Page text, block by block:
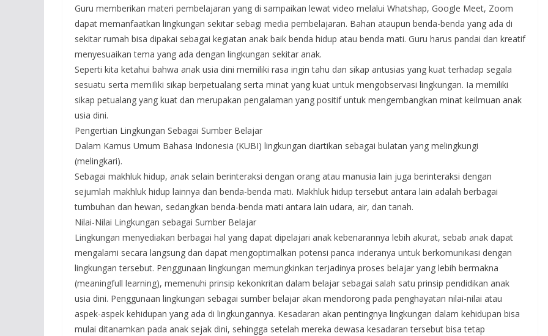
Guru memberikan materi pembelajaran yang di sampaikan lewat video melalui Whatshap, Google Meet, Zoom
dapat memanfaatkan lingkungan sekitar sebagi media pembelajaran. Bahan ataupun benda-benda yang ada di
sekitar rumah bisa dipakai sebagai kegiatan anak baik benda hidup atau benda mati. Guru harus pandai dan kreatif
menyesuaikan tema yang ada dengan lingkungan sekitar anak.
Seperti kita ketahui bahwa anak usia dini memiliki rasa ingin tahu dan sikap antusias yang kuat terhadap segala
sesuatu serta memIliki sikap berpetualang serta minat yang kuat untuk mengobservasi lingkungan. Ia memiliki
sikap petualang yang kuat dan merupakan pengalaman yang positif untuk mengembangkan minat keilmuan anak
usia dini.
Pengertian Lingkungan Sebagai Sumber Belajar
Dalam Kamus Umum Bahasa Indonesia (KUBI) lingkungan diartikan sebagai bulatan yang melingkungi
(melingkari).
Sebagai makhluk hidup, anak selain berinteraksi dengan orang atau manusia lain juga berinteraksi dengan
sejumlah makhluk hidup lainnya dan benda-benda mati. Makhluk hidup tersebut antara lain adalah berbagai
tumbuhan dan hewan, sedangkan benda-benda mati antara lain udara, air, dan tanah.
Nilai-Nilai Lingkungan sebagai Sumber Belajar
Lingkungan menyediakan berbagai hal yang dapat dipelajari anak kebenarannya lebih akurat, sebab anak dapat
mengalami secara langsung dan dapat mengoptimalkan potensi panca inderanya untuk berkomunikasi dengan
lingkungan tersebut. Penggunaan lingkungan memungkinkan terjadinya proses belajar yang lebih bermakna
(meaningfull learning), memenuhi prinsip kekonkritan dalam belajar sebagai salah satu prinsip pendidikan anak
usia dini. Penggunaan lingkungan sebagai sumber belajar akan mendorong pada penghayatan nilai-nilai atau
aspek-aspek kehidupan yang ada di lingkungannya. Kesadaran akan pentingnya lingkungan dalam kehidupan bisa
mulai ditanamkan pada anak sejak dini, sehingga setelah mereka dewasa kesadaran tersebut bisa tetap